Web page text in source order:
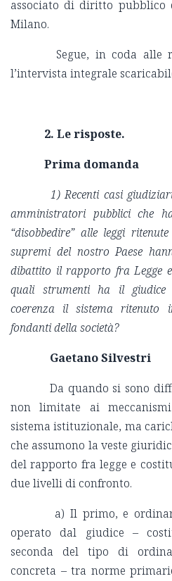
associato di diritto pubblico
Milano.
Segue, in coda alle
l’intervista integrale
2. Le risposte.
Prima domanda
1) Recenti casi
amministratori pubblici che
“disobbedire” alle leggi
supremi del nostro Paese
dibattito il rapporto fra Legge
quali strumenti ha il
coerenza il sistema
fondanti della società?
Gaetano Silvestri
Da quando si sono
non limitate ai
sistema istituzionale, ma
che assumono la veste
del rapporto fra legge e
due livelli di confronto.
a) Il primo, e
operato dal giudice –
seconda del tipo di
concreta – tra norme